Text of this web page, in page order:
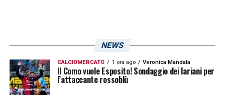
uomini di Pisacane: i dettagli
LA PLAYLIST DELLE NOSTRE TOP NEWS
NEWS
CALCIOMERCATO 1 ora ago Veronica Mandala
Il Como vuole Esposito! Sondaggio dei lariani per
l’attaccante rossoblù